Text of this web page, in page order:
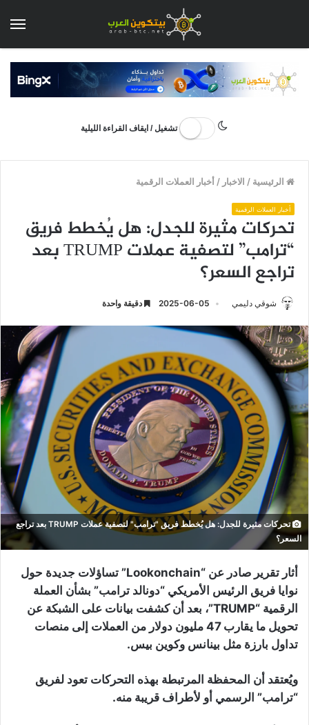
تشغيل / ايقاف القراءة الليلية
الرئيسية / الاخبار /أخبار العملات الرقمية
أخبار العملات الرقمية
تحركات مثيرة للجدل: هل يُخطط فريق
“ترامب” لتصفية عملات TRUMP بعد
تراجع السعر؟
شوقي دليمي 2025-06-05 دقيقة واحدة
تحركات مثيرة للجدل: هل يُخطط فريق "ترامب" لتصفية عملات TRUMP بعد تراجع
السعر؟
أثار تقرير صادر عن “Lookonchain” تساؤلات جديدة حول
نوايا فريق الرئيس الأمريكي “دونالد ترامب” بشأن العملة
الرقمية “TRUMP”، بعد أن كشفت بيانات على الشبكة عن
تحويل ما يقارب 47 مليون دولار من العملات إلى منصات
تداول بارزة مثل بينانس وكوين بيس.
ويُعتقد أن المحفظة المرتبطة بهذه التحركات تعود لفريق
“ترامب” الرسمي أو لأطراف قريبة منه.